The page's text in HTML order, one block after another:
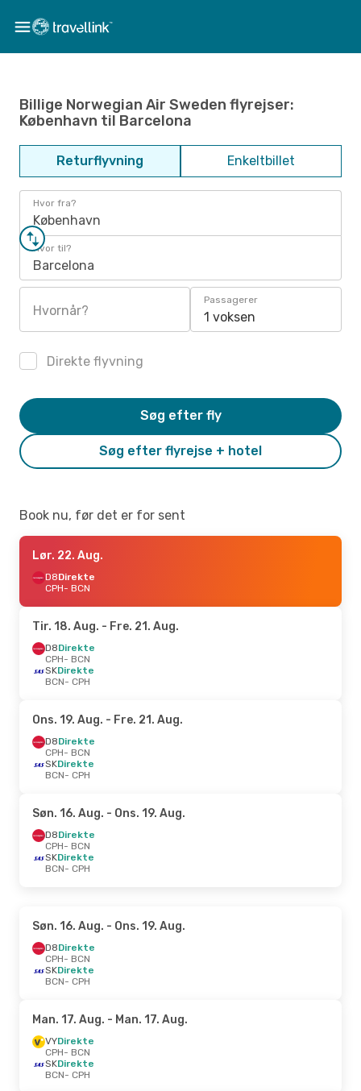
Billige Norwegian Air Sweden flyrejser:
København til Barcelona
Returflyvning Enkeltbillet
Hvor fra?
København
Hvor til?
Barcelona
Hvornår?
Passagerer
1 voksen
Direkte flyvning
Søg efter flyrejse + hotel
Søg efter fly
Book nu, før det er for sent
Lør. 22. Aug.
D8Direkte
CPH- BCN
Tir. 18. Aug. - Fre. 21. Aug.
D8Direkte
CPH- BCN
SKDirekte
BCN- CPH
Ons. 19. Aug. - Fre. 21. Aug.
D8Direkte
CPH- BCN
SKDirekte
BCN- CPH
Søn. 16. Aug. - Ons. 19. Aug.
D8Direkte
CPH- BCN
SKDirekte
BCN- CPH
Søn. 16. Aug. - Ons. 19. Aug.
D8Direkte
CPH- BCN
SKDirekte
BCN- CPH
Man. 17. Aug. - Man. 17. Aug.
VYDirekte
CPH- BCN
SKDirekte
BCN- CPH